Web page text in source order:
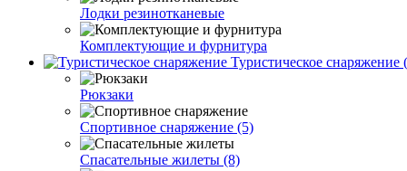
Лодки резинотканевые
Комплектующие и фурнитура
Туристическое снаряжение
Рюкзаки
Спортивное снаряжение (5)
Спасательные жилеты (8)